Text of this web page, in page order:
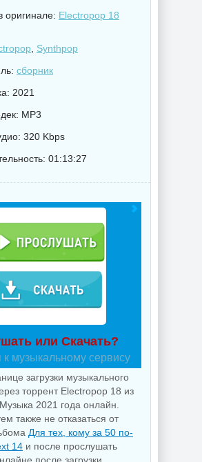
оригинале: Electropop 18
Synthpop
сборник
2021
MP3
320 Kbps
01:13:27
или Скачать?
к музыкальному сервису
загрузки музыкального
торрент Electropop 18 из
2021 года онлайн.
также не отказаться от
Для тех, кому за 50 по-
14 и после прослушать